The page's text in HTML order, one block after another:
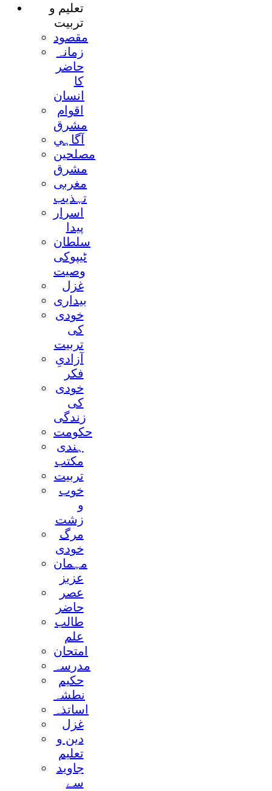
تعليم و
تربيت
مقصود
زمانہ
حاضر
کا
انسان
اقوام
مشرق
آگاہي
مصلحين
مشرق
مغربی
تہذيب
اسرار
پيدا
سلطان
ٹيپوکی
وصيت
غزل
بيداری
خودی
کی
تربيت
آزادیِ
فکر
خودی
کی
زندگی
حکومت
ہندی
مکتب
تربيت
خوب
و
زشت
مرگ
خودی
مہمان
عزيز
عصر
حاضر
طالب
علم
امتحان
مدرسہ
حکيم
نطشہ
اساتذہ
غزل
دين و
تعليم
جاويد
سے